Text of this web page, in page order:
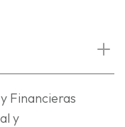
Financieras
y